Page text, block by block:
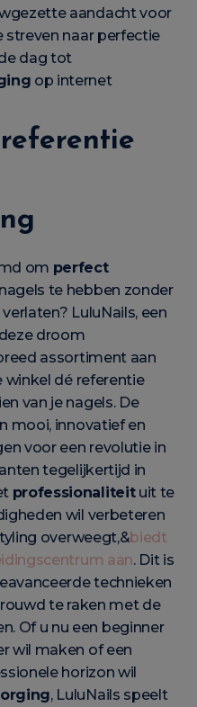
aandacht voor
naar perfectie
dag tot
op internet
om perfect
te hebben zonder
LuluNails, een
droom
assortiment aan
winkel dé referentie
van je nagels. De
mooi, innovatief en
voor een revolutie in
tegelijkertijd in
professionaliteituit te
wil verbeteren
overweegt,&biedt
aan. Dit is
technieken
te raken met de
Of u nu een beginner
wil maken of een
horizon wil
, LuluNails speelt